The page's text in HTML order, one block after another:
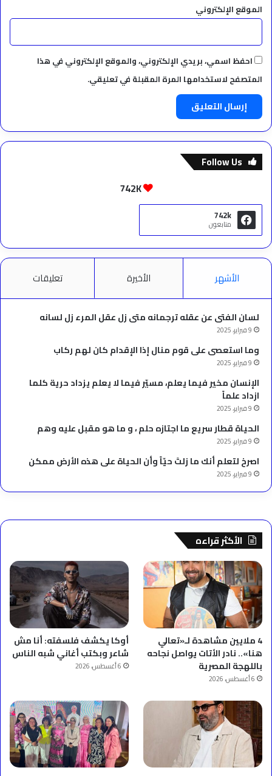
الموقع الإلكتروني
احفظ اسمي، بريدي الإلكتروني، والموقع الإلكتروني في هذا
المتصفح لاستخدامها المرة المقبلة في تعليقي.
Follow Us
742K
742k
متابعون
الأشهر الأخيرة تعليقات
لسان الفتى عن عقله ترجمانه متى زل عقل المرء زل لسانه
9 فبراير، 2025
وما استعصى على قوم منال إذا الإقدام كان لهم ركاب
9 فبراير، 2025
الإنسان مخير فيما يعلم، مسيّر فيما لا يعلم يزداد حرية كلما
ازداد علماً
9 فبراير، 2025
الحياة قطار سريع ما اجتازه حلم ، و ما هو مقبل عليه وهم
9 فبراير، 2025
‫اصرخ لتعلم أنك ما زلتَ حيّاً وأن الحياة على هذه الأرض ممكن
9 فبراير، 2025
الأكثر قراءه
4 ملايين مشاهدة لـ«تعالي
هنا».. نادر الأتات يواصل نجاحه
باللهجة المصرية
6 أغسطس، 2026
أوكا يكشف فلسفته: أنا مش
شاعر وبكتب أغاني شبه الناس
6 أغسطس، 2026